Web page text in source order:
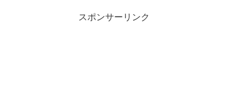
スポンサーリンク